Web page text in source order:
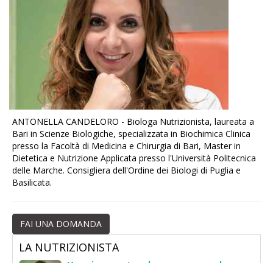
ANTONELLA CANDELORO - Biologa Nutrizionista, laureata a
Bari in Scienze Biologiche, specializzata in Biochimica Clinica
presso la Facoltà di Medicina e Chirurgia di Bari, Master in
Dietetica e Nutrizione Applicata presso l'Università Politecnica
delle Marche. Consigliera dell'Ordine dei Biologi di Puglia e
Basilicata.
FAI UNA DOMANDA
LA NUTRIZIONISTA